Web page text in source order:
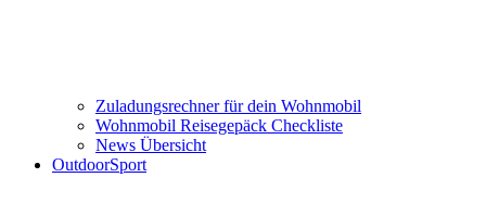
Zuladungsrechner für dein Wohnmobil
Wohnmobil Reisegepäck Checkliste
News Übersicht
OutdoorSport